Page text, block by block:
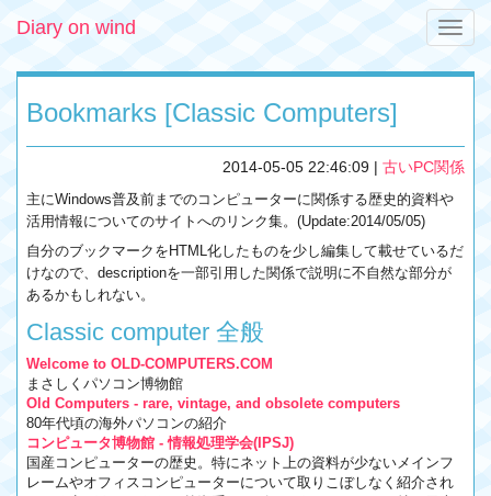
Toggle
Diary on wind
Bookmarks [Classic Computers]
2014-05-05 22:46:09 | 古いPC関係
主にWindows普及前までのコンピューターに関係する歴史的資料や
活用情報についてのサイトへのリンク集。(Update:2014/05/05)
自分のブックマークをHTML化したものを少し編集して載せているだ
けなので、descriptionを一部引用した関係で説明に不自然な部分が
あるかもしれない。
Classic computer 全般
Welcome to OLD-COMPUTERS.COM
まさしくパソコン博物館
Old Computers - rare, vintage, and obsolete computers
80年代頃の海外パソコンの紹介
コンピュータ博物館 - 情報処理学会(IPSJ)
国産コンピューターの歴史。特にネット上の資料が少ないメインフ
レームやオフィスコンピューターについて取りこぼしなく紹介され